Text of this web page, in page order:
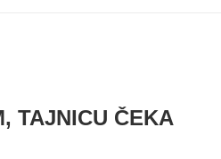
TAJNICU ČEKA